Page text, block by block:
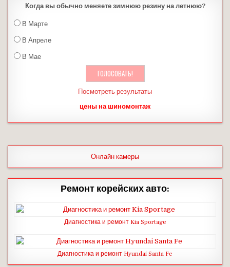
Когда вы обычно меняете зимнюю резину на летнюю?
В Марте
В Апреле
В Мае
Посмотреть результаты
цены на шиномонтаж
Онлайн камеры
Ремонт корейских авто:
Диагностика и ремонт Kia Sportage
Диагностика и ремонт Hyundai Santa Fe